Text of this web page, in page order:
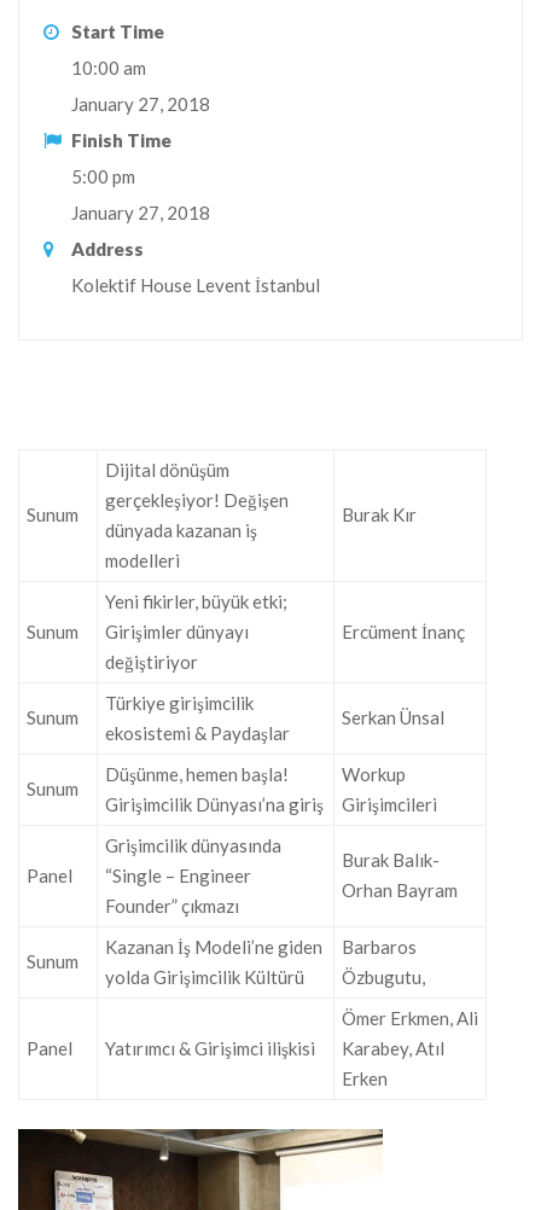
Start Time
10:00 am
January 27, 2018
Finish Time
5:00 pm
January 27, 2018
Address
Kolektif House Levent İstanbul
Sunum
Dijital dönüşüm
gerçekleşiyor! Değişen
dünyada kazanan iş
modelleri
Burak Kır
Sunum
Yeni fikirler, büyük etki;
Girişimler dünyayı
değiştiriyor
Ercüment İnanç
Sunum
Türkiye girişimcilik
ekosistemi & Paydaşlar
Serkan Ünsal
Sunum
Düşünme, hemen başla!
Girişimcilik Dünyası’na giriş
Workup
Girişimcileri
Panel
Grişimcilik dünyasında
“Single – Engineer
Founder” çıkmazı
Burak Balık-
Orhan Bayram
Sunum
Kazanan İş Modeli’ne giden
yolda Girişimcilik Kültürü
Barbaros
Özbugutu,
Panel Yatırımcı & Girişimci ilişkisi
Ömer Erkmen, Ali
Karabey, Atıl
Erken